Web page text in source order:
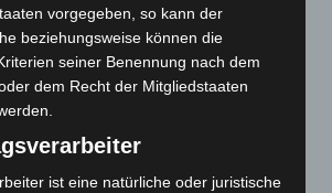
vorgegeben, so kann der
beziehungsweise können die
seiner Benennung nach dem
dem Recht der Mitgliedstaaten
ist eine natürliche oder juristische